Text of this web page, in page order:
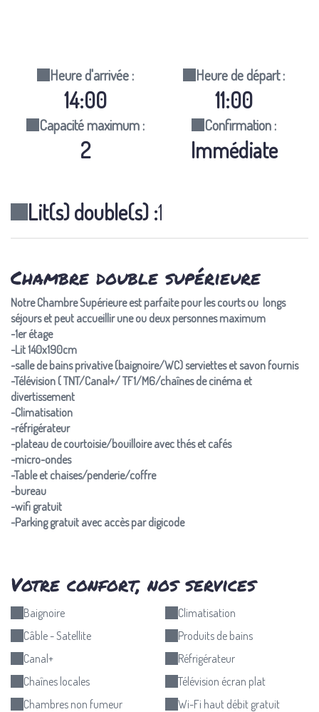
Heure d'arrivée :
14:00
Heure de départ :
11:00
Capacité maximum :
2
Confirmation :
Immédiate
Lit(s) double(s) :1
Chambre double supérieure
Notre Chambre Supérieure est parfaite pour les courts ou longs
séjours et peut accueillir une ou deux personnes maximum
-1er étage
-Lit 140x190cm
-salle de bains privative (baignoire/WC) serviettes et savon fournis
-Télévision ( TNT/Canal+/ TF1/M6/chaînes de cinéma et
divertissement
-Climatisation
-réfrigérateur
-plateau de courtoisie/bouilloire avec thés et cafés
-micro-ondes
-Table et chaises/penderie/coffre
-bureau
-wifi gratuit
-Parking gratuit avec accès par digicode
Votre confort, nos services
Baignoire
Câble - Satellite
Canal+
Chaînes locales
Chambres non fumeur
Climatisation
Produits de bains
Réfrigérateur
Télévision écran plat
Wi-Fi haut débit gratuit